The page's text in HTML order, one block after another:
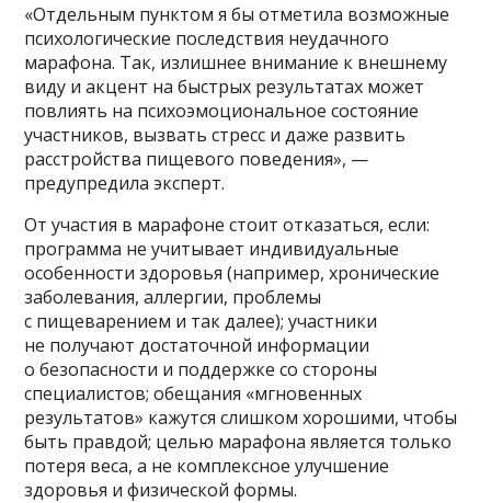
«Отдельным пунктом я бы отметила возможные
психологические последствия неудачного
марафона. Так, излишнее внимание к внешнему
виду и акцент на быстрых результатах может
повлиять на психоэмоциональное состояние
участников, вызвать стресс и даже развить
расстройства пищевого поведения», —
предупредила эксперт.
От участия в марафоне стоит отказаться, если:
программа не учитывает индивидуальные
особенности здоровья (например, хронические
заболевания, аллергии, проблемы
с пищеварением и так далее); участники
не получают достаточной информации
о безопасности и поддержке со стороны
специалистов; обещания «мгновенных
результатов» кажутся слишком хорошими, чтобы
быть правдой; целью марафона является только
потеря веса, а не комплексное улучшение
здоровья и физической формы.